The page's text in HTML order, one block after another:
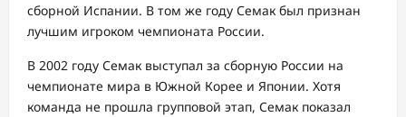
сборной Испании. В том же году Семак был признан
лучшим игроком чемпионата России.
В 2002 году Семак выступал за сборную России на
чемпионате мира в Южной Корее и Японии. Хотя
команда не прошла групповой этап, Семак показал